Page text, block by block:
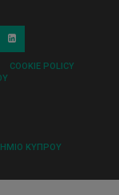
COOKIE POLICY
ΚΥΠΡΟΥ